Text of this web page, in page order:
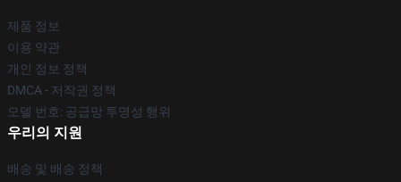
제품 정보
이용 약관
개인 정보 정책
DMCA - 저작권 정책
모델 번호: 공급망 투명성 행위
우리의 지원
배송 및 배송 정책